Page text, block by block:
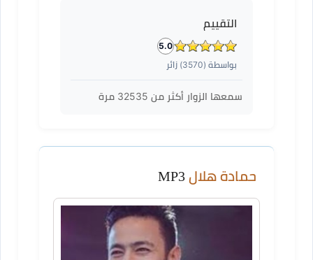
التقييم
5.0
بواسطة (3570) زائر
سمعها الزوار أكثر من 32535 مرة
حمادة هلال